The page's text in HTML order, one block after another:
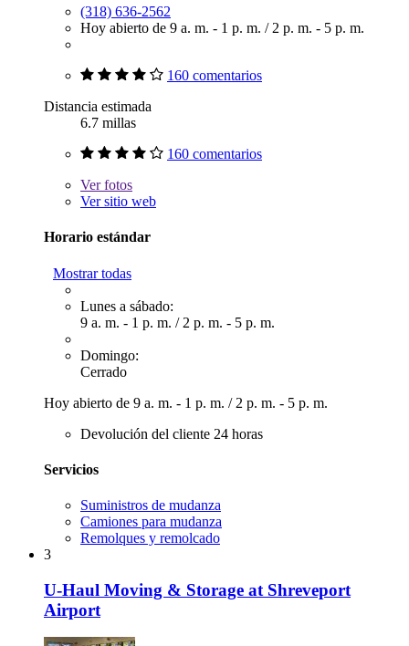
(318) 636-2562
Hoy abierto de 9 a. m. - 1 p. m. / 2 p. m. - 5 p. m.
160 comentarios
Distancia estimada
6.7 millas
160 comentarios
Verfotos
Ver sitio web
Horario estándar
Mostrar todas
Lunes a sábado:
9 a. m. - 1 p. m. / 2 p. m. - 5 p. m.
Domingo:
Cerrado
Hoy abierto de 9 a. m. - 1 p. m. / 2 p. m. - 5 p. m.
Devolución del cliente 24 horas
Servicios
Suministros de mudanza
Camiones para mudanza
Remolques y remolcado
3
U-Haul Moving & Storage at Shreveport
Airport